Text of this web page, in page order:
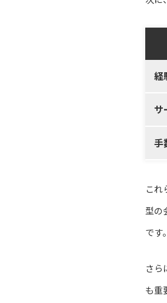
経
サ
手
これ
型の
です。
さら
も重